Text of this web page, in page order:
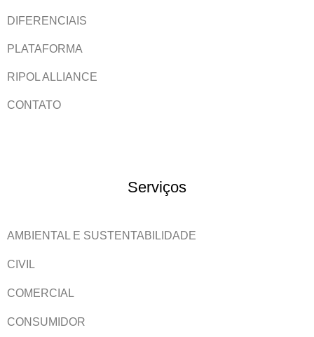
DIFERENCIAIS
PLATAFORMA
RIPOL ALLIANCE
CONTATO
Serviços
AMBIENTAL E SUSTENTABILIDADE
CIVIL
COMERCIAL
CONSUMIDOR